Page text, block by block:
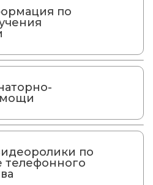
по
по
телефонного